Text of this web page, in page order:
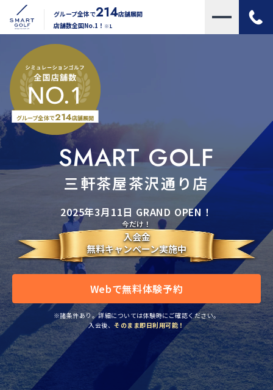
グループ全体で214店舗展開
店舗数全国No.1！ ※1
グループ全体で214店舗展開
SMART GOLF
三軒茶屋茶沢通り店
2025年3月11日 GRAND OPEN！
今だけ！
入会金
無料キャンペーン実施中
Webで無料体験予約
※諸条件あり。詳細については体験時にご確認ください。
入会後、そのまま即日利用可能！